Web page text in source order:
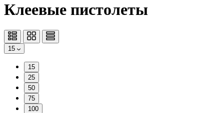
Клеевые пистолеты
15
15
25
50
75
100